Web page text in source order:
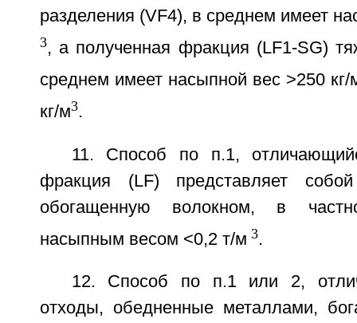
разделения (VF4), в среднем имеет
3, а полученная фракция (LF1-SG)
среднем имеет насыпной вес >250 кг/
кг/м3.
11. Способ по п.1,
фракция (LF) представляет
обогащенную волокном, в
насыпным весом <0,2 т/м 3.
12. Способ по п.1 или 2,
отходы, обедненные металлами,